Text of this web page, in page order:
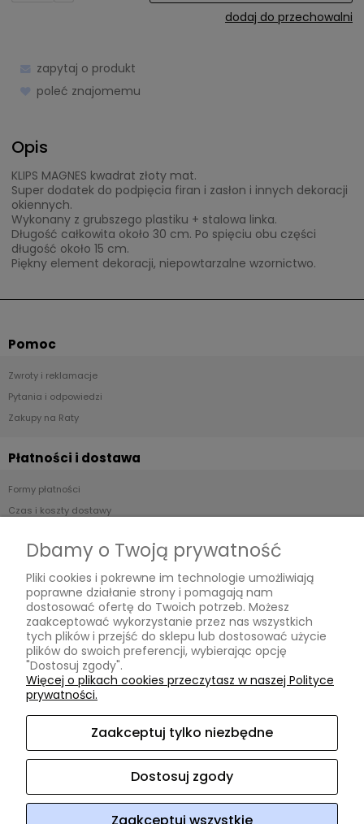
dodaj do przechowalni
zapytaj o produkt
poleć znajomemu
Opis
KLIPS MAGNES kwadrat złoty mat.
Super dodatek do podpięcia firan i zasłon i innych dekoracji
okiennych.
Wykonany z grubszego plastiku + stalowa linka.
Długość całkowita około 30 cm. Po spięciu obu części
długość około 15 cm.
Piękny element dekoracji, niepowtarzalne wzornictwo.
Pomoc
Zwroty i reklamacje
Pytania i odpowiedzi
Zakupy na Raty
Płatności i dostawa
Formy płatności
Czas i koszty dostawy
Informacje
Regulamin
Polityka prywatności
O nas
Kontakt i dane firmy
O firmie
ul. Niklowa 38 08-110 Siedlce
mazowieckie NIP: 8212472854 REGON: 140952918 tel:604 220
e-mail:arthomedesign@interia.pl
Dbamy o Twoją prywatność
Pliki cookies i pokrewne im technologie umożliwiają
poprawne działanie strony i pomagają nam
dostosować ofertę do Twoich potrzeb. Możesz
zaakceptować wykorzystanie przez nas wszystkich
tych plików i przejść do sklepu lub dostosować użycie
plików do swoich preferencji, wybierając opcję
"Dostosuj zgody".
Więcej o plikach cookies przeczytasz w naszej Polityce
prywatności.
Zaakceptuj tylko niezbędne
Dostosuj zgody